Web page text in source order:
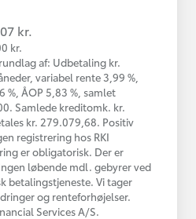
kr.
kr.
af: Udbetaling kr.
variabel rente 3,99 %,
ÅOP 5,83 %, samlet
Samlede kreditomk. kr.
kr. 279.079,68. Positiv
registrering hos RKI
er obligatorisk. Der er
løbende mdl. gebyrer ved
betalingstjeneste. Vi tager
og renteforhøjelser.
Services A/S.